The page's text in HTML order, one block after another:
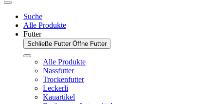
Suche
Alle Produkte
Futter
Schließe Futter Öffne Futter
Alle Produkte
Nassfutter
Trockenfutter
Leckerli
Kauartikel